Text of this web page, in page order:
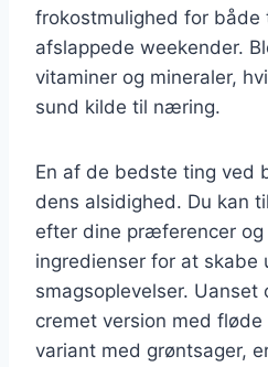
frokostmulighed for både
afslappede weekender.
vitaminer og mineraler,
sund kilde til næring.
En af de bedste ting ved
dens alsidighed. Du kan
efter dine præferencer
ingredienser for at skabe
smagsoplevelser. Uanset
cremet version med
variant med grøntsager,